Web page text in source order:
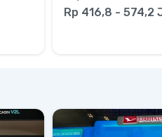
Rp 416,8 - 574,2